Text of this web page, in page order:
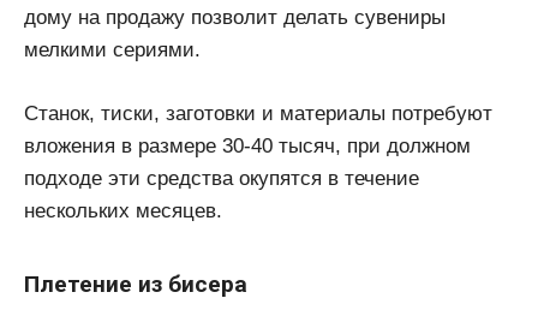
дому на продажу позволит делать сувениры
мелкими сериями.
Станок, тиски, заготовки и материалы потребуют
вложения в размере 30-40 тысяч, при должном
подходе эти средства окупятся в течение
нескольких месяцев.
Плетение из бисера